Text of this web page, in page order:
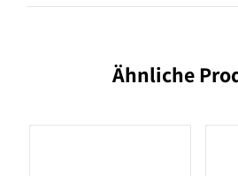
Ähnliche